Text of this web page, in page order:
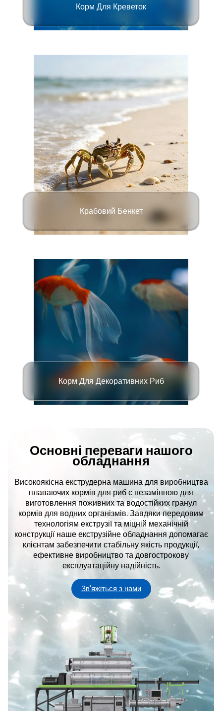
Корм Для Креветок
Крабовий Бенкет
Корм Для Декоративних Риб
Основні переваги нашого
обладнання
Високоякісна екструдерна машина для виробництва
плаваючих кормів для риб є незамінною для
виготовлення поживних та водостійких гранул
кормів для водних організмів. Завдяки передовим
технологіям екструзії та міцній механічній
конструкції наше екструзійне обладнання допомагає
клієнтам забезпечити стабільну якість продукції,
ефективне виробництво та довгострокову
експлуатаційну надійність.
Зв'яжіться з нами